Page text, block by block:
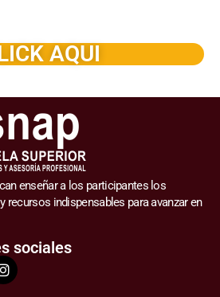
AQUI
enseñar a los participantes los
indispensables para avanzar en
sociales